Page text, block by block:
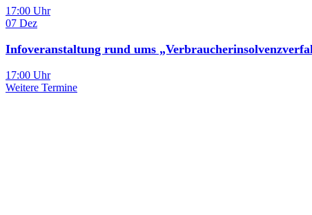
17:00 Uhr
07 Dez
Infoveranstaltung rund ums
17:00 Uhr
Weitere Termine